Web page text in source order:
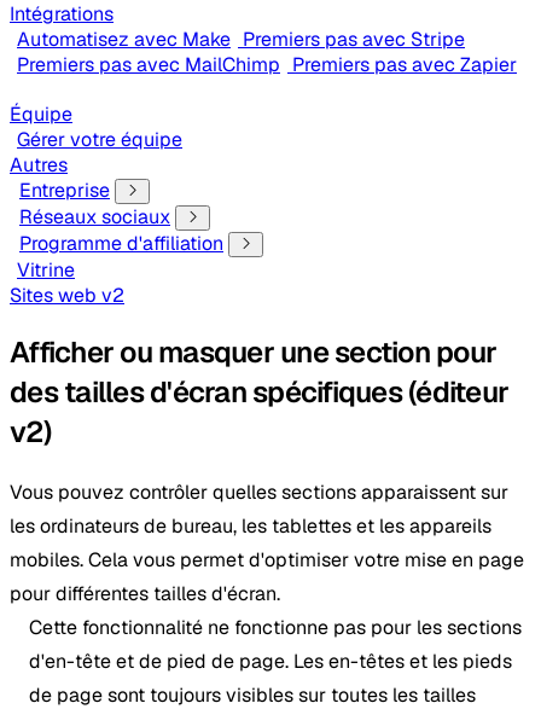
Intégrations
Automatisez avec Make Premiers pas avec Stripe
Premiers pas avec MailChimp Premiers pas avec Zapier
Équipe
Gérer votre équipe
Autres
Entreprise
Réseaux sociaux
Programme d'affiliation
Vitrine
Sites web v2
Afficher ou masquer une section pour
des tailles d'écran spécifiques (éditeur
v2)
Vous pouvez contrôler quelles sections apparaissent sur
les ordinateurs de bureau, les tablettes et les appareils
mobiles. Cela vous permet d'optimiser votre mise en page
pour différentes tailles d'écran.
Cette fonctionnalité ne fonctionne pas pour les sections
d'en-tête et de pied de page. Les en-têtes et les pieds
de page sont toujours visibles sur toutes les tailles